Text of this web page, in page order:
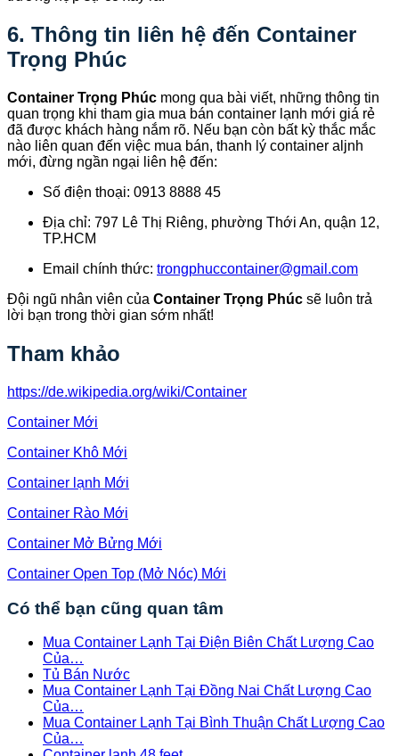
6. Thông tin liên hệ đến Container
Trọng Phúc
Container Trọng Phúc mong qua bài viết, những thông tin
quan trọng khi tham gia mua bán container lạnh mới giá rẻ
đã được khách hàng nắm rõ. Nếu bạn còn bất kỳ thắc mắc
nào liên quan đến việc mua bán, thanh lý container aljnh
mới, đừng ngần ngại liên hệ đến:
Số điện thoại: 0913 8888 45
Địa chỉ: 797 Lê Thị Riêng, phường Thới An, quận 12,
TP.HCM
Email chính thức: trongphuccontainer@gmail.com
Đội ngũ nhân viên của Container Trọng Phúc sẽ luôn trả
lời bạn trong thời gian sớm nhất!
Tham khảo
https://de.wikipedia.org/wiki/Container
Container Mới
Container Khô Mới
Container lạnh Mới
Container Rào Mới
Container Mở Bửng Mới
Container Open Top (Mở Nóc) Mới
Có thể bạn cũng quan tâm
Mua Container Lạnh Tại Điện Biên Chất Lượng Cao
Của…
Tủ Bán Nước
Mua Container Lạnh Tại Đồng Nai Chất Lượng Cao
Của…
Mua Container Lạnh Tại Bình Thuận Chất Lượng Cao
Của…